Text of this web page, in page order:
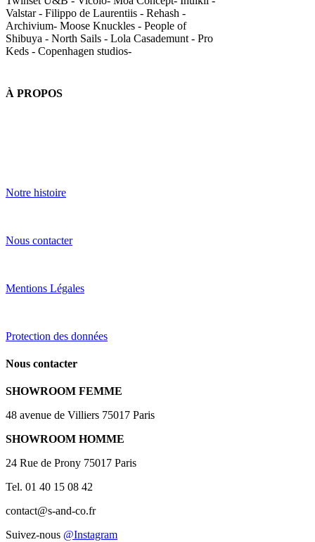
Valstar - Filippo de Laurentiis - Rehash -
Archivium- Moose Knuckles - People of
Shibuya - North Sails - Lola Casademunt - Pro
Keds - Copenhagen studios-
À PROPOS
Notre histoire
Nous contacter
Mentions Légales
Protection des données
Nous contacter
SHOWROOM FEMME
48 avenue de Villiers 75017 Paris
SHOWROOM HOMME
24 Rue de Prony 75017 Paris
Tel. 01 40 15 08 42
contact@s-and-co.fr
Suivez-nous @Instagram